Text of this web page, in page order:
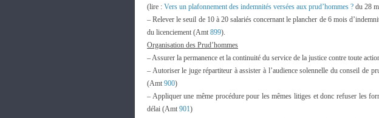
(lire : Vers un plafonnement des indemnités versées aux prud’hommes ? du 28
– Relever le seuil de 10 à 20 salariés concernant le plancher de 6 mois
du licenciement (Amt 899).
Organisation des Prud’hommes
– Assurer la permanence et la continuité du service de la justice contre toute
– Autoriser le juge répartiteur à assister à l’audience solennelle du conseil de
(Amt 900)
– Appliquer une même procédure pour les mêmes litiges et donc refuser les
délai (Amt 901)